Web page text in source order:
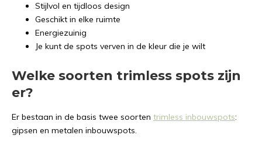
Stijlvol en tijdloos design
Geschikt in elke ruimte
Energiezuinig
Je kunt de spots verven in de kleur die je wilt
Welke soorten trimless spots zijn
er?
Er bestaan in de basis twee soorten trimless inbouwspots:
gipsen en metalen inbouwspots.